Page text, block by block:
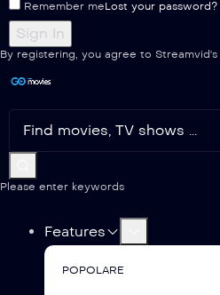
Remember meLost your password?
By registering, you agree to Streamvid's
Please enter keywords
Features
POPOLARE